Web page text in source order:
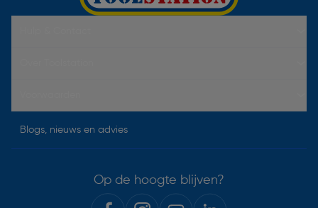
Blogs, nieuws en advies
Op de hoogte blijven?